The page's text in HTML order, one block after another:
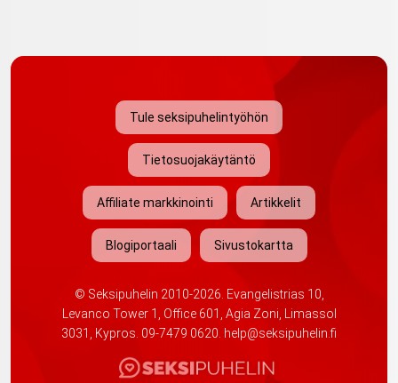
Tule seksipuhelintyöhön
Tietosuojakäytäntö
Affiliate markkinointi Artikkelit
Blogiportaali Sivustokartta
© Seksipuhelin 2010-2026. Evangelistrias 10,
Levanco Tower 1, Office 601, Agia Zoni, Limassol
3031, Kypros. 09-7479 0620 help@seksipuhelin.fi